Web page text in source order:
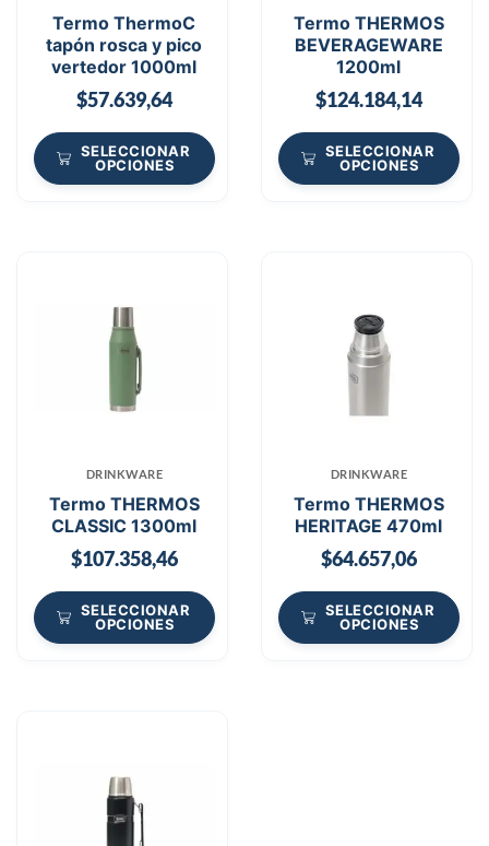
Termo ThermoC
tapón rosca y pico
vertedor 1000ml
$57.639,64
SELECCIONAR
OPCIONES
Termo THERMOS
BEVERAGEWARE
1200ml
$124.184,14
SELECCIONAR
OPCIONES
DRINKWARE
Termo THERMOS
CLASSIC 1300ml
$107.358,46
SELECCIONAR
OPCIONES
DRINKWARE
Termo THERMOS
HERITAGE 470ml
$64.657,06
SELECCIONAR
OPCIONES